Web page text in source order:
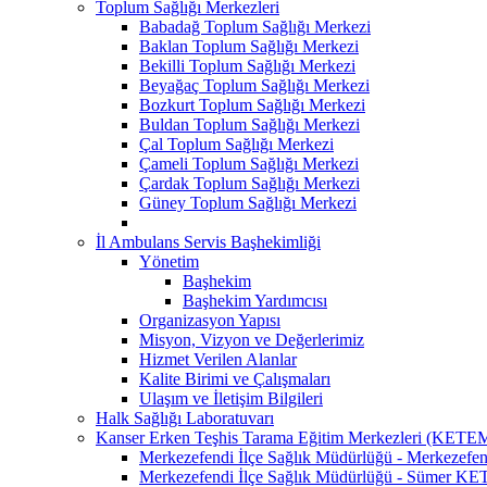
Toplum Sağlığı Merkezleri
Babadağ Toplum Sağlığı Merkezi
Baklan Toplum Sağlığı Merkezi
Bekilli Toplum Sağlığı Merkezi
Beyağaç Toplum Sağlığı Merkezi
Bozkurt Toplum Sağlığı Merkezi
Buldan Toplum Sağlığı Merkezi
Çal Toplum Sağlığı Merkezi
Çameli Toplum Sağlığı Merkezi
Çardak Toplum Sağlığı Merkezi
Güney Toplum Sağlığı Merkezi
İl Ambulans Servis Başhekimliği
Yönetim
Başhekim
Başhekim Yardımcısı
Organizasyon Yapısı
Misyon, Vizyon ve Değerlerimiz
Hizmet Verilen Alanlar
Kalite Birimi ve Çalışmaları
Ulaşım ve İletişim Bilgileri
Halk Sağlığı Laboratuvarı
Kanser Erken Teşhis Tarama Eğitim Merkezleri
Merkezefendi İlçe Sağlık Müdürlüğü -
Merkezefendi İlçe Sağlık Müdürlüğü - Sümer